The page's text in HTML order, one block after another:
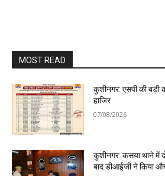
MOST READ
कुशीनगर: एसपी की बड़ी
हाजिर
07/08/2026
कुशीनगर: कसया थाने में
बाद डीआईजी ने किया